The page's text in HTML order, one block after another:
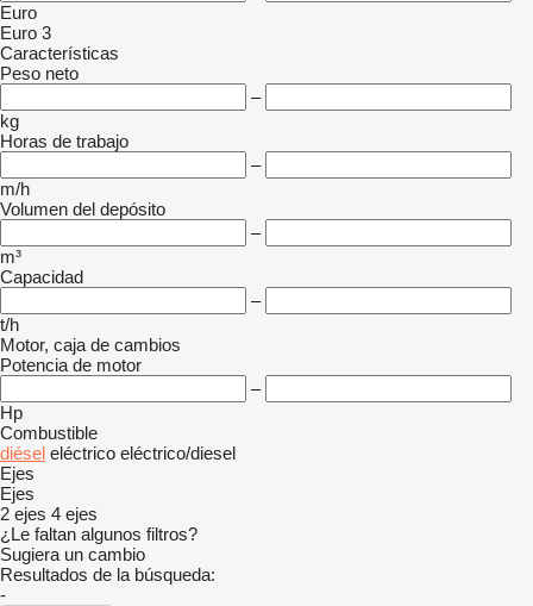
Euro
Euro 3
Características
Peso neto
–
kg
Horas de trabajo
–
m/h
Volumen del depósito
–
m³
Capacidad
–
t/h
Motor, caja de cambios
Potencia de motor
–
Hp
Combustible
diésel eléctrico eléctrico/diesel
Ejes
Ejes
2 ejes 4 ejes
¿Le faltan algunos filtros?
Sugiera un cambio
Resultados de la búsqueda:
-